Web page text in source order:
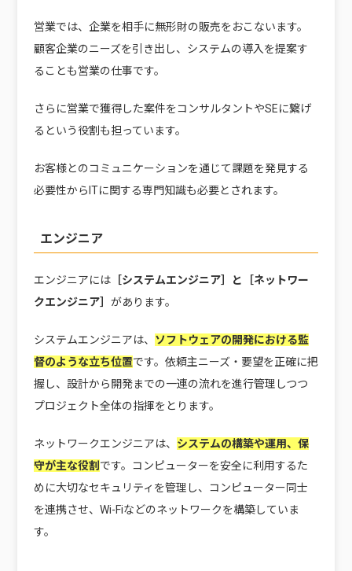
営業では、企業を相手に無形財の販売をおこないます。
顧客企業のニーズを引き出し、システムの導入を提案す
ることも営業の仕事です。
さらに営業で獲得した案件をコンサルタントやSEに繋げ
るという役割も担っています。
お客様とのコミュニケーションを通じて課題を発見する
必要性からITに関する専門知識も必要とされます。
エンジニア
エンジニアには［システムエンジニア］と［ネットワー
クエンジニア］ があります。
システムエンジニアは、 ソフトウェアの開発における監
督のような立ち位置です。依頼主ニーズ・要望を正確に把
握し、設計から開発までの一連の流れを進行管理しつつ
プロジェクト全体の指揮をとります。
ネットワークエンジニアは、 システムの構築や運用、保
守が主な役割 です。コンピューターを安全に利用するた
めに大切なセキュリティを管理し、コンピューター同士
を連携させ、Wi-Fiなどのネットワークを構築していま
す。